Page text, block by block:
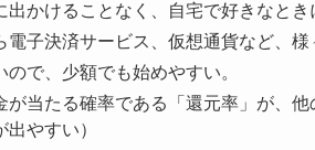
出かけることなく、自宅で好きなとき
電子決済サービス、仮想通貨など、様
で、少額でも始めやすい。
が当たる確率である「還元率」が、
やすい）